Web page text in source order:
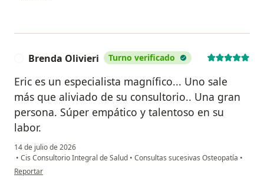
Brenda Olivieri Turno verificado
Eric es un especialista magnífico... Uno sale
más que aliviado de su consultorio.. Una gran
persona. Súper empático y talentoso en su
labor.
14 de julio de 2026
• Cis Consultorio Integral de Salud • Consultas sucesivas Osteopatía •
en opinión del usuario Brenda Olivieri
Reportar